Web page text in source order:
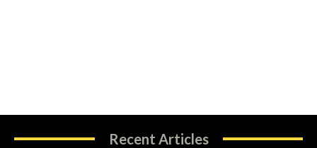
Recent Articles